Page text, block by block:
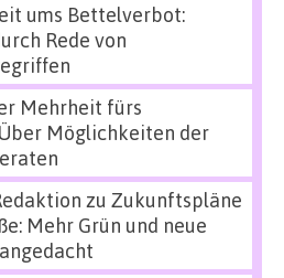
ums Bettelverbot:
Rede von
Mehrheit fürs
Möglichkeiten der
zu Zukunftspläne
Mehr Grün und neue